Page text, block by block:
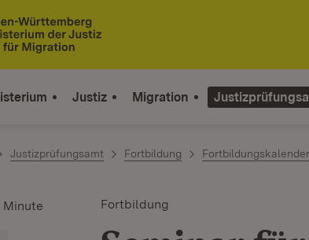
Justiz Migration
Justizprüfungsamt Fortbildung Fortbildungskalender
Fortbildung
Minute